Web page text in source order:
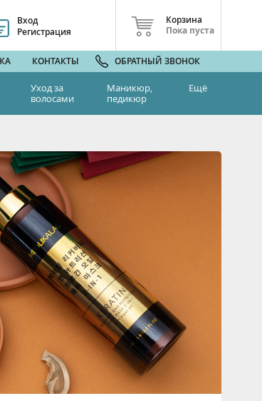
Вход
Регистрация
Корзина
Пока пуста
КОНТАКТЫ ОБРАТНЫЙ ЗВОНОК
Уход за
волосами
Маникюр,
педикюр
Ещё